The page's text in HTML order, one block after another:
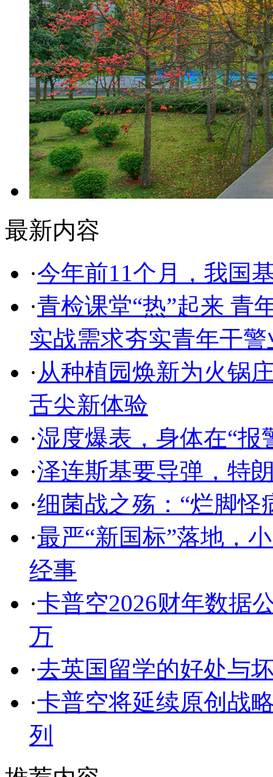
最新内容
·今年前11个月，我国
·青检课堂“热”起来 青
实战需求夯实青年干
·从种植园焕新为火锅
舌尖新体验
·湿度爆表，身体在“报
·泽连斯基要导弹，特
·细菌战之殇：“烂脚怪
·最严“新国标”落地，
经事
·卡普空2026财年数据
万
·去英国留学的好处与
·卡普空将延续原创战
列